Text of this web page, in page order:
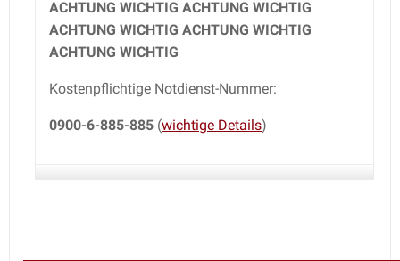
ACHTUNG WICHTIG ACHTUNG WICHTIG
ACHTUNG WICHTIG ACHTUNG WICHTIG
ACHTUNG WICHTIG
Kostenpflichtige Notdienst-Nummer:
0900-6-885-885 (wichtige Details)